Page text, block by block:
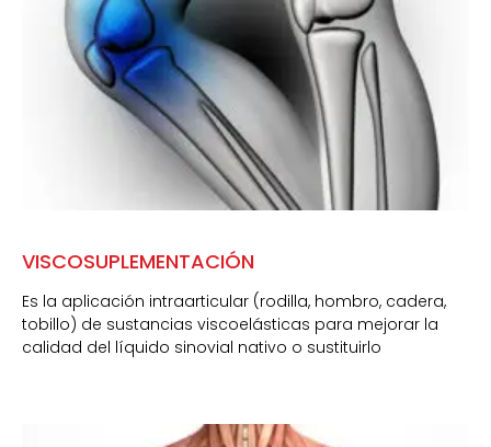
VISCOSUPLEMENTACIÓN
Es la aplicación intraarticular (rodilla, hombro, cadera,
tobillo) de sustancias viscoelásticas para mejorar la
calidad del líquido sinovial nativo o sustituirlo